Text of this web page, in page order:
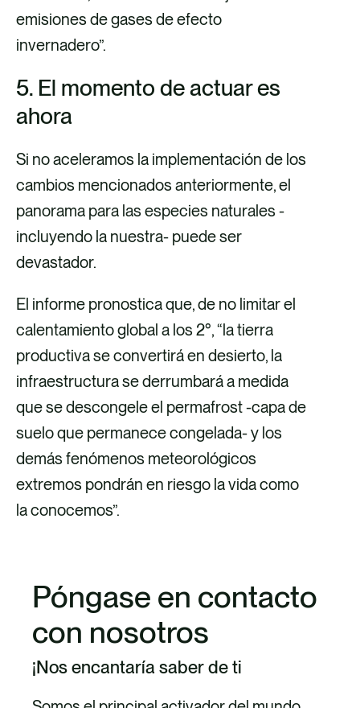
emisiones de gases de efecto
invernadero”.
5. El momento de actuar es
ahora
Si no aceleramos la implementación de los
cambios mencionados anteriormente, el
panorama para las especies naturales -
incluyendo la nuestra- puede ser
devastador.
El informe pronostica que, de no limitar el
calentamiento global a los 2°, “la tierra
productiva se convertirá en desierto, la
infraestructura se derrumbará a medida
que se descongele el permafrost -capa de
suelo que permanece congelada- y los
demás fenómenos meteorológicos
extremos pondrán en riesgo la vida como
la conocemos”.
Póngase en contacto
con nosotros
¡Nos encantaría saber de ti